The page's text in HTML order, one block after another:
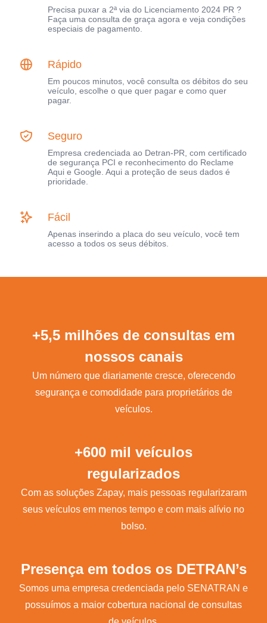
Precisa puxar a 2ª via do Licenciamento 2024 PR ?
Faça uma consulta de graça agora e veja condições
especiais de pagamento.
Rápido
Em poucos minutos, você consulta os débitos do seu
veículo, escolhe o que quer pagar e como quer
pagar.
Seguro
Empresa credenciada ao Detran-PR, com certificado
de segurança PCI e reconhecimento do Reclame
Aqui e Google. Aqui a proteção de seus dados é
prioridade.
Fácil
Apenas inserindo a placa do seu veículo, você tem
acesso a todos os seus débitos.
+5,5 milhões de consultas em
nossos canais
Um número que diariamente cresce, oferecendo
segurança e comodidade para proprietários de
veículos.
+600 mil veículos
regularizados
Com as soluções Zapay, mais pessoas regularizaram
seus veículos em menos tempo e com mais alívio no
bolso.
Presença em todos os DETRAN’s
Somos uma empresa credenciada pelo SENATRAN e
possuímos a maior cobertura nacional de consultas